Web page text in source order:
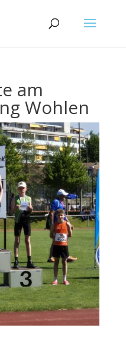
am
Wohlen